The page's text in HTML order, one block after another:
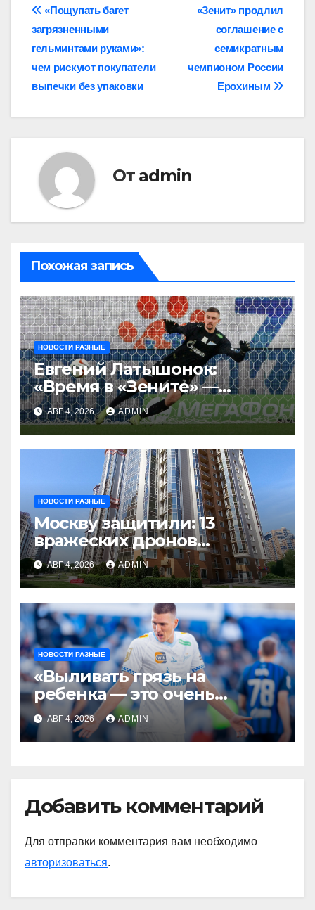
Навигация
по
записям
«Зенит» продлил
соглашение с
семикратным
чемпионом России
Ерохиным
«Пощупать багет
загрязненными
гельминтами руками»:
чем рискуют покупатели
выпечки без упаковки
От admin
Похожая запись
НОВОСТИ РАЗНЫЕ
Евгений Латышонок:
«Время в «Зените» —
отличный опыт, я
благодарен
Санкт‑Петербургу»
АВГ 4, 2026 ADMIN
НОВОСТИ РАЗНЫЕ
Москву защитили: 13
вражеских дронов
уничтожены за день
АВГ 4, 2026 ADMIN
НОВОСТИ РАЗНЫЕ
«Выливать грязь на
ребенка — это очень
мерзкая история» —
Радимов о ситуации с
сыном Соболева
АВГ 4, 2026 ADMIN
Добавить комментарий
Для отправки комментария вам необходимо
авторизоваться.